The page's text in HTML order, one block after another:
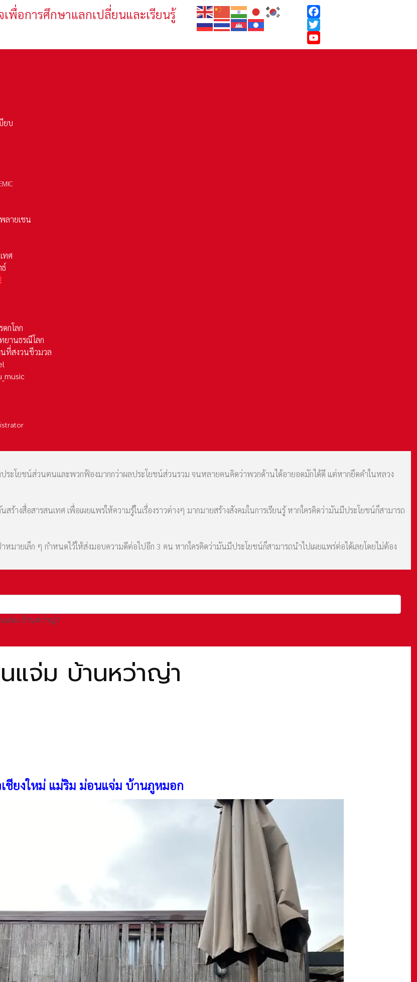
เพื่อการศึกษาแลกเปลี่ยนและเรียนรู้
Facebook
Twitter
YouTube
ยบ
ลายเชน
ทศ
ธ์
ดกโลก
ยานธรณีโลก
นที่สงวนชีวมวล
ระโยชน์ส่วนตนและพวกฟ้องมากกว่าผลประโยชน์ส่วนรวม จนหลายคนคิดว่าพวกด้านได้อายอดมักได้ดี แต่หากยึดคำในหลวง
างสื่อสารสนเทศ เพื่อเผยแพร่ให้ความรู้ในเรื่องราวต่างๆ มากมายสร้างสังคมในการเรียนรู้ หากใครคิดว่ามันมีประโยชน์ก็สามารถ
หมายเล็ก ๆ กำหนดไว้ให้ส่งมอบความดีต่อไปอีก 3 คน หากใครคิดว่ามันมีประโยชน์ก็สามารถนำไปเผยแพร่ต่อได้เลยโดยไม่ต้อง
นแจ่ม บ้านหว่าญ่า
แจ่ม บ้านหว่าญ่า
ชียงใหม่ แม่ริม ม่อนแจ่ม บ้านภูหมอก